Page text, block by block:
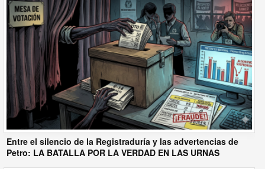
Entre el silencio de la Registraduría y las advertencias de
Petro: LA BATALLA POR LA VERDAD EN LAS URNAS